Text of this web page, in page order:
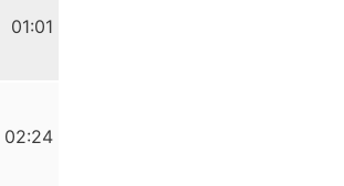
01:01
02:24